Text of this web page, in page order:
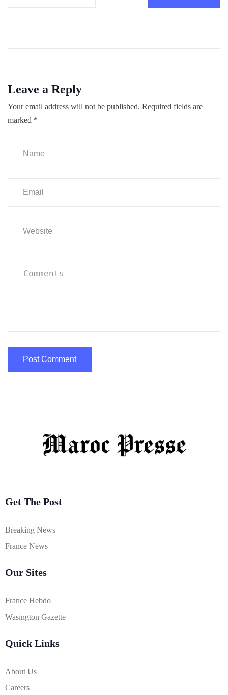
Leave a Reply
Your email address will not be published. Required fields are
marked *
Get The Post
Breaking News
France News
Our Sites
France Hebdo
Wasington Gazette
Quick Links
About Us
Careers